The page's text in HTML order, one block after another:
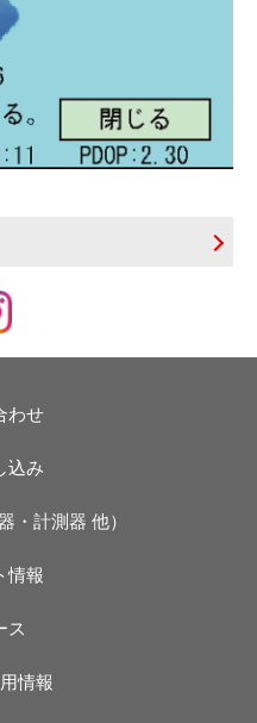
わせ
込み
・計測器 他）
情報
ス
情報